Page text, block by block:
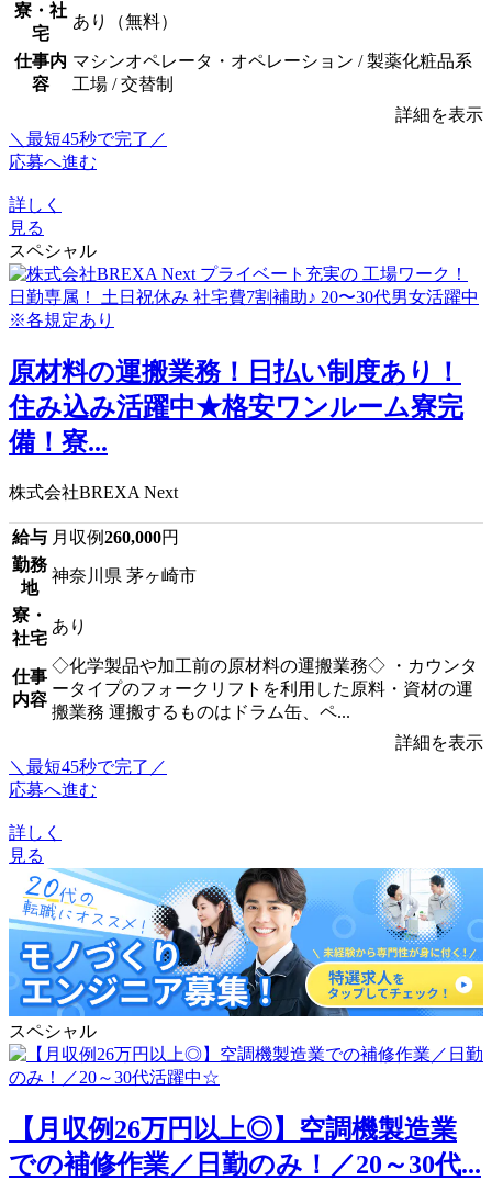
寮・社
宅
あり（無料）
仕事内
容
マシンオペレータ・オペレーション / 製薬化粧品系
工場 / 交替制
詳細を表示
＼最短45秒で完了／
応募へ進む
詳しく
見る
スペシャル
原材料の運搬業務！日払い制度あり！
住み込み活躍中★格安ワンルーム寮完
備！寮...
株式会社BREXA Next
給与 月収例260,000円
勤務
地
神奈川県 茅ヶ崎市
寮・
社宅
あり
仕事
内容
◇化学製品や加工前の原材料の運搬業務◇ ・カウンタ
ータイプのフォークリフトを利用した原料・資材の運
搬業務 運搬するものはドラム缶、ペ...
詳細を表示
＼最短45秒で完了／
応募へ進む
詳しく
見る
スペシャル
【月収例26万円以上◎】空調機製造業
での補修作業／日勤のみ！／20～30代...